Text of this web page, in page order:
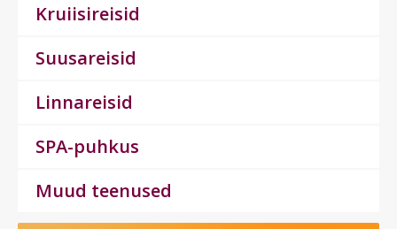
Kruiisireisid
Suusareisid
Linnareisid
SPA-puhkus
Muud teenused